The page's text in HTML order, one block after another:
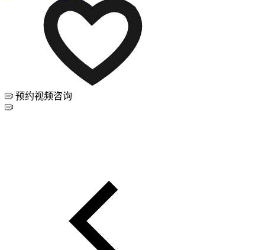
预约视频咨询